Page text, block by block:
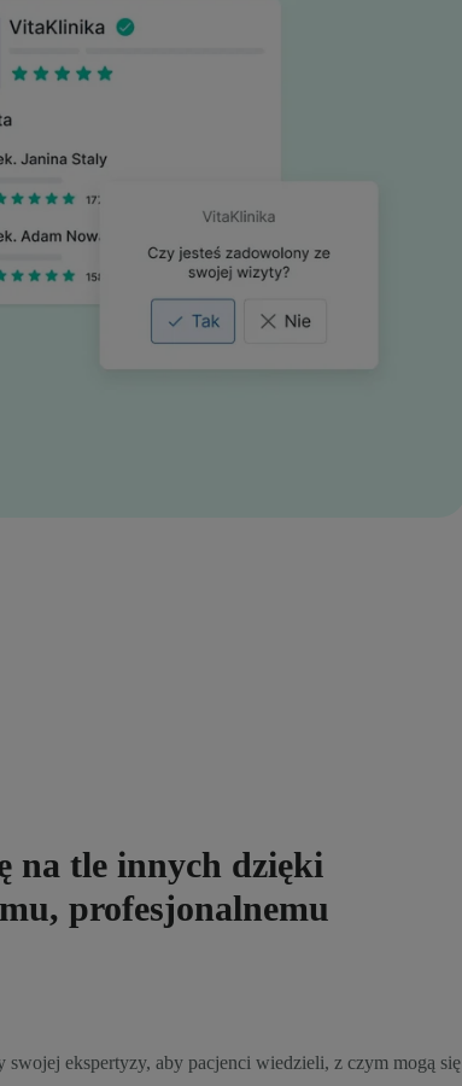
na tle innych dzięki
profesjonalnemu
swojej ekspertyzy, aby pacjenci wiedzieli, z czym mogą się